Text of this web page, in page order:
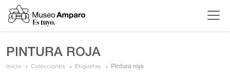
PINTURA ROJA
Inicio Colecciones Etiquetas Pintura roja